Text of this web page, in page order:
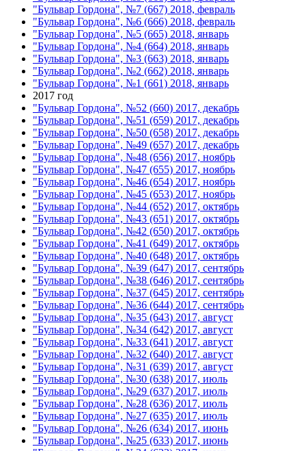
"Бульвар Гордона", №7 (667) 2018, февраль
"Бульвар Гордона", №6 (666) 2018, февраль
"Бульвар Гордона", №5 (665) 2018, январь
"Бульвар Гордона", №4 (664) 2018, январь
"Бульвар Гордона", №3 (663) 2018, январь
"Бульвар Гордона", №2 (662) 2018, январь
"Бульвар Гордона", №1 (661) 2018, январь
2017 год
"Бульвар Гордона", №52 (660) 2017, декабрь
"Бульвар Гордона", №51 (659) 2017, декабрь
"Бульвар Гордона", №50 (658) 2017, декабрь
"Бульвар Гордона", №49 (657) 2017, декабрь
"Бульвар Гордона", №48 (656) 2017, ноябрь
"Бульвар Гордона", №47 (655) 2017, ноябрь
"Бульвар Гордона", №46 (654) 2017, ноябрь
"Бульвар Гордона", №45 (653) 2017, ноябрь
"Бульвар Гордона", №44 (652) 2017, октябрь
"Бульвар Гордона", №43 (651) 2017, октябрь
"Бульвар Гордона", №42 (650) 2017, октябрь
"Бульвар Гордона", №41 (649) 2017, октябрь
"Бульвар Гордона", №40 (648) 2017, октябрь
"Бульвар Гордона", №39 (647) 2017, сентябрь
"Бульвар Гордона", №38 (646) 2017, сентябрь
"Бульвар Гордона", №37 (645) 2017, сентябрь
"Бульвар Гордона", №36 (644) 2017, сентябрь
"Бульвар Гордона", №35 (643) 2017, август
"Бульвар Гордона", №34 (642) 2017, август
"Бульвар Гордона", №33 (641) 2017, август
"Бульвар Гордона", №32 (640) 2017, август
"Бульвар Гордона", №31 (639) 2017, август
"Бульвар Гордона", №30 (638) 2017, июль
"Бульвар Гордона", №29 (637) 2017, июль
"Бульвар Гордона", №28 (636) 2017, июль
"Бульвар Гордона", №27 (635) 2017, июль
"Бульвар Гордона", №26 (634) 2017, июнь
"Бульвар Гордона", №25 (633) 2017, июнь